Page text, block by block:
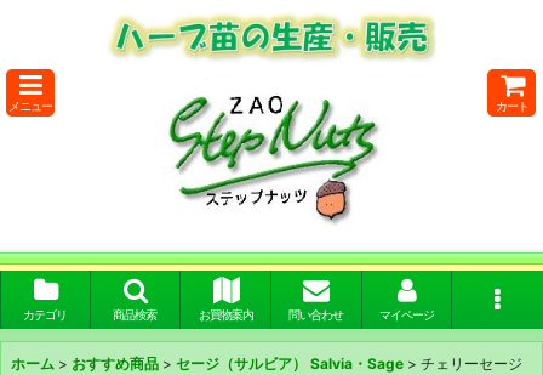
メニュー カート
カテゴリ 商品検索 お買物案内 問い合わせ マイページ
ホーム > おすすめ商品 > セージ（サルビア） Salvia・Sage > チェリーセージ